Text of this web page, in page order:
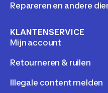
Repareren en andere
KLANTENSERVICE
Mijn account
Retourneren & ruilen
Illegale content melden